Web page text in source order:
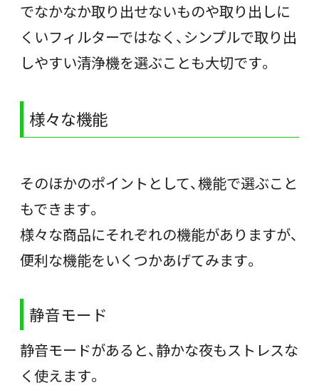
でなかなか取り出せないものや取り出しに
くいフィルターではなく、シンプルで取り出
しやすい清浄機を選ぶことも大切です。
様々な機能
そのほかのポイントとして、機能で選ぶこと
もできます。
様々な商品にそれぞれの機能がありますが、
便利な機能をいくつかあげてみます。
静音モード
静音モードがあると、静かな夜もストレスな
く使えます。